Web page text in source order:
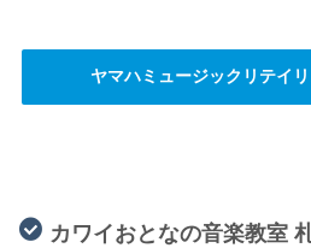
ヤマハミュージックリテイ
カワイおとなの音楽教室